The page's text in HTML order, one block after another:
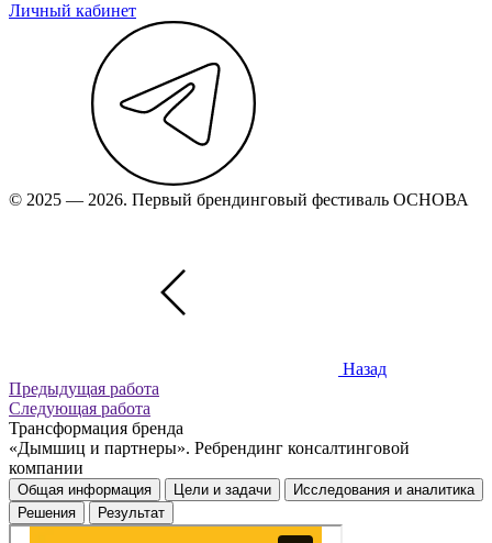
Личный кабинет
© 2025 — 2026. Первый брендинговый фестиваль ОСНОВА
Назад
Предыдущая работа
Следующая работа
Трансформация бренда
«Дымшиц и партнеры». Ребрендинг консалтинговой
компании
Общая информация Цели и задачи
Исследования и аналитика
Решения
Результат